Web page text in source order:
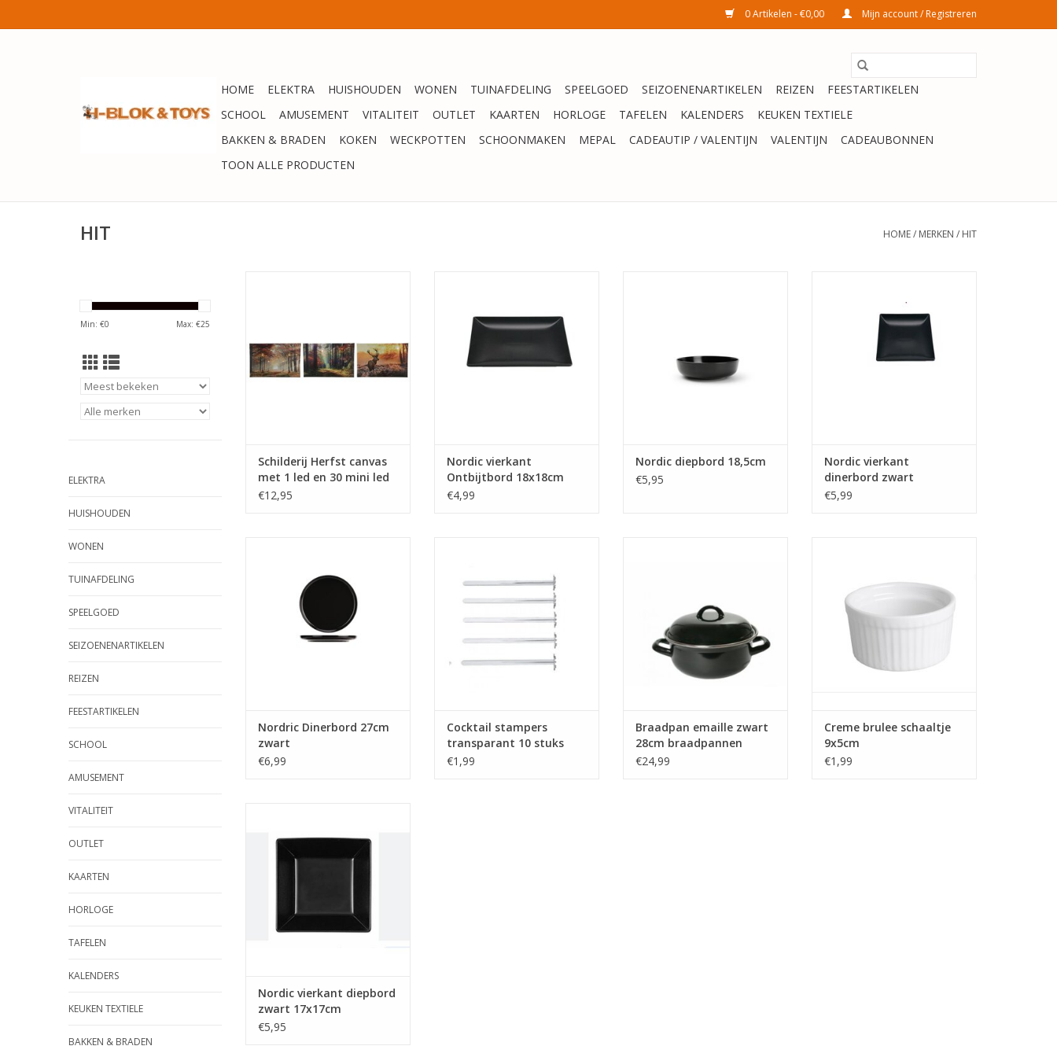
0 Artikelen - €0,00 Mijn account / Registreren
HOME ELEKTRA HUISHOUDEN WONEN TUINAFDELING SPEELGOED SEIZOENENARTIKELEN REIZEN
FEESTARTIKELEN
SCHOOL
AMUSEMENT VITALITEIT OUTLET KAARTEN HORLOGE TAFELEN KALENDERS
KEUKEN TEXTIELE
BAKKEN & BRADEN
KOKEN WECKPOTTEN SCHOONMAKEN MEPAL CADEAUTIP / VALENTIJN VALENTIJN
CADEAUBONNEN
TOON ALLE PRODUCTEN
HIT HOME/ MERKEN / HIT
Min: €0 Max: €25
ELEKTRA
HUISHOUDEN
WONEN
TUINAFDELING
SPEELGOED
SEIZOENENARTIKELEN
REIZEN
FEESTARTIKELEN
SCHOOL
AMUSEMENT
VITALITEIT
OUTLET
KAARTEN
HORLOGE
TAFELEN
KALENDERS
KEUKEN TEXTIELE
BAKKEN & BRADEN
TOEVOEGEN AAN WINKELWAGEN
Schilderij Herfst canvas
met 1 led en 30 mini led
lampjes op timer
€12,95
TOEVOEGEN AAN WINKELWAGEN
Nordic vierkant
Ontbijtbord 18x18cm
€4,99
Nordic diepbord 18,5cm
€5,95
TOEVOEGEN AAN WINKELWAGEN
Nordic vierkant
dinerbord zwart
25x25cm
€5,99
Nordric Dinerbord 27cm
zwart
€6,99
TOEVOEGEN AAN WINKELWAGEN
Cocktail stampers
transparant 10 stuks
€1,99
Braadpan emaille zwart
28cm braadpannen
€24,99
Creme brulee schaaltje
9x5cm
€1,99
TOEVOEGEN AAN WINKELWAGEN
Nordic vierkant diepbord
zwart 17x17cm
€5,95